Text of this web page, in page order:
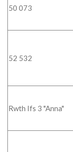
50 073
52 532
Rwth Ifs 3 "Anna"